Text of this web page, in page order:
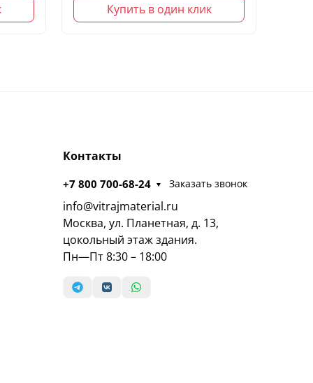
Купить в один клик
Контакты
+7 800 700-68-24 Заказать звонок
info@vitrajmaterial.ru
Москва, ул. Планетная, д. 13,
цокольный этаж здания.
Пн—Пт 8:30 – 18:00